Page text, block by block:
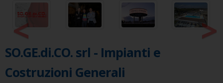
< >
SO.GE.di.CO. srl - Impianti e
Costruzioni Generali